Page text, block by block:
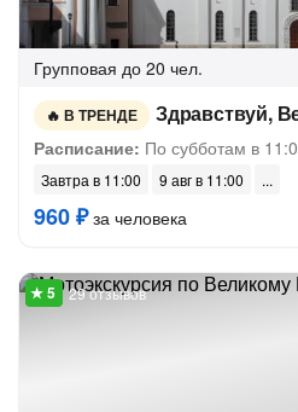
Групповая до 20 чел.
В ТРЕНДЕ Здравствуй,
Расписание: По субботам в
Завтра в 11:00 9 авг в 11:00
960 ₽за человека
29 отзывов